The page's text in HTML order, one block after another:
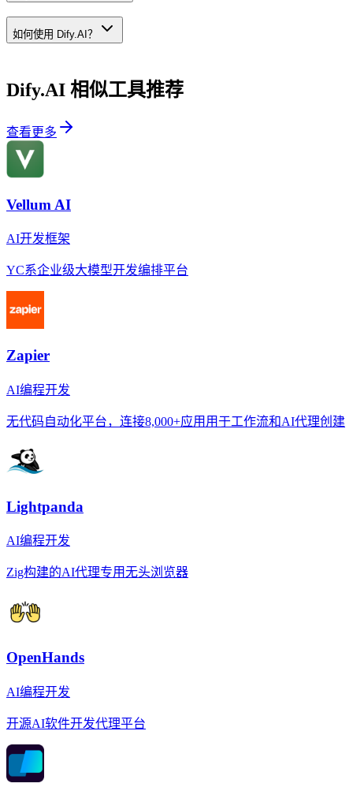
如何使用 Dify.AI？
Dify.AI 相似工具推荐
查看更多
Vellum AI
AI开发框架
YC系企业级大模型开发编排平台
Zapier
AI编程开发
无代码自动化平台，连接8,000+应用用于工作流和AI代理创建
Lightpanda
AI编程开发
Zig构建的AI代理专用无头浏览器
OpenHands
AI编程开发
开源AI软件开发代理平台